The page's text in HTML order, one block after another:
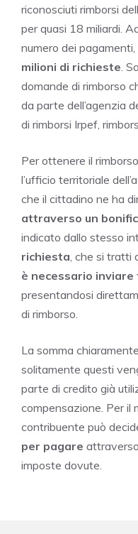
riconosciuti rimborsi
per quasi 18 miliardi.
numero dei pagamenti,
milioni di richieste .
domande di rimborso
da parte dell’agenzia
di rimborsi Irpef,
Per ottenere il
l’ufficio territoriale
che il cittadino ne ha
attraverso un
indicato dallo stesso
richiesta , che si tratti
è necessario inviare
presentandosi
di rimborso.
La somma
solitamente questi
parte di credito già
compensazione. Per il
contribuente può
per pagare
imposte dovute.